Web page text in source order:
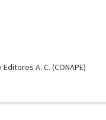
A. C. (CONAPE)